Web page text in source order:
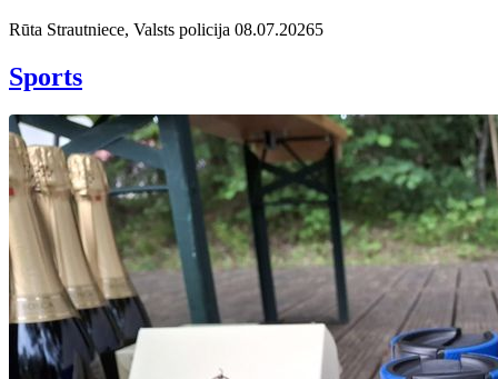
Rūta Strautniece, Valsts policija 08.07.20265
Sports